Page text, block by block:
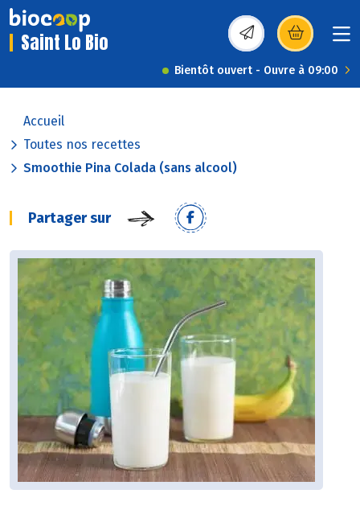
Saint Lo Bio (s’ouvre dans une
Bientôt ouvert - Ouvre à 09:00
Accueil
Toutes nos recettes
Smoothie Pina Colada (sans alcool)
Partager sur